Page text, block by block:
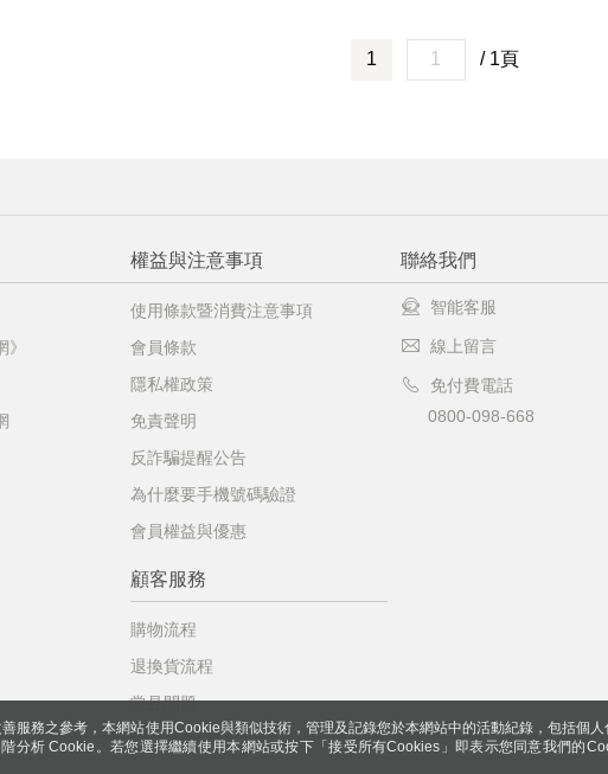
1 / 1頁
服務之參考，本網站使用Cookie與類似技術，管理及記錄您於本網站中的活動紀錄，包括個
分析 Cookie。若您選擇繼續使用本網站或按下「接受所有Cookies」即表示您同意我們的
權益與注意事項
使用條款暨消費注意事項
會員條款
隱私權政策
免責聲明
反詐騙提醒公告
為什麼要手機號碼驗證
會員權益與優惠
顧客服務
購物流程
退換貨流程
常見問題
聯絡我們
智能客服
線上留言
免付費電話
0800-098-668